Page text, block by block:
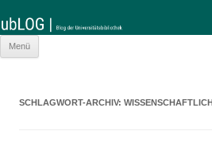
Menü
SCHLAGWORT-ARCHIV: